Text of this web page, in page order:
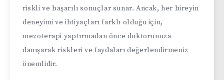
riskli ve başarılı sonuçlar sunar. Ancak, her bireyin
deneyimi ve ihtiyaçları farklı olduğu için,
mezoterapi yaptırmadan önce doktorunuza
danışarak riskleri ve faydaları değerlendirmeniz
önemlidir.